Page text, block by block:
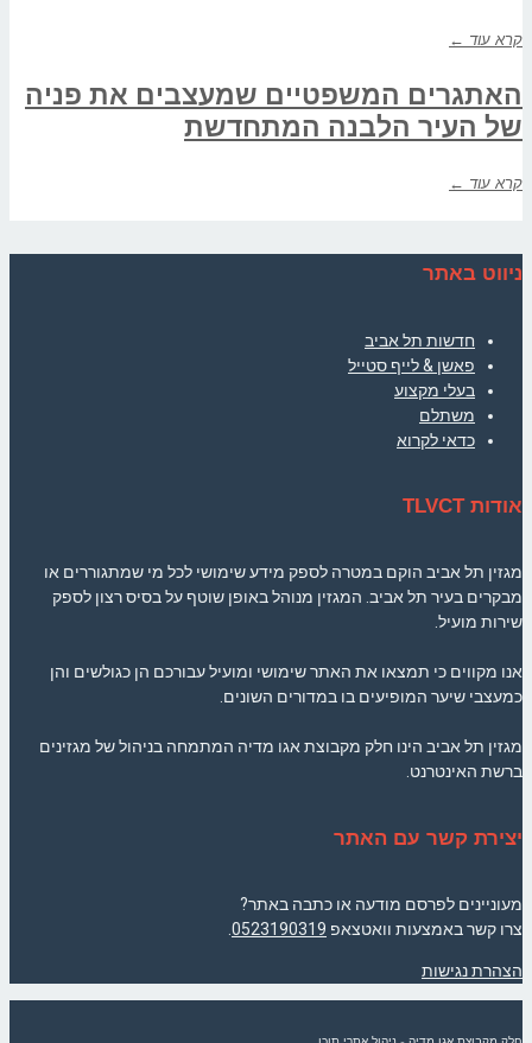
קרא עוד ←
האתגרים המשפטיים שמעצבים את פניה
של העיר הלבנה המתחדשת
קרא עוד ←
ניווט באתר
חדשות תל אביב
פאשן & לייף סטייל
בעלי מקצוע
משתלם
כדאי לקרוא
אודות TLVCT
מגזין תל אביב הוקם במטרה לספק מידע שימושי לכל מי שמתגוררים או
מבקרים בעיר תל אביב. המגזין מנוהל באופן שוטף על בסיס רצון לספק
שירות מועיל.
אנו מקווים כי תמצאו את האתר שימושי ומועיל עבורכם הן כגולשים והן
כמעצבי שיער המופיעים בו במדורים השונים.
מגזין תל אביב הינו חלק מקבוצת אגו מדיה המתמחה בניהול של מגזינים
ברשת האינטרנט.
יצירת קשר עם האתר
מעוניינים לפרסם מודעה או כתבה באתר?
צרו קשר באמצעות וואטצאפ 0523190319
הצהרת נגישות